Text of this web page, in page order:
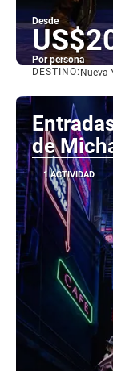
Desde
Por persona
DESTINO: Nueva
de
1 ACTIVIDAD